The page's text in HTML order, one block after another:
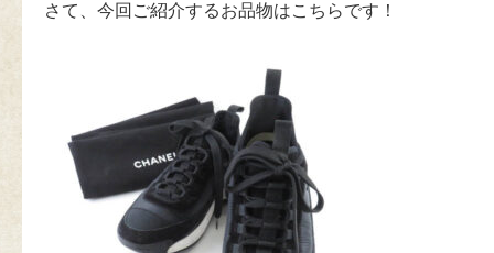
さて、今回ご紹介するお品物はこちらです！